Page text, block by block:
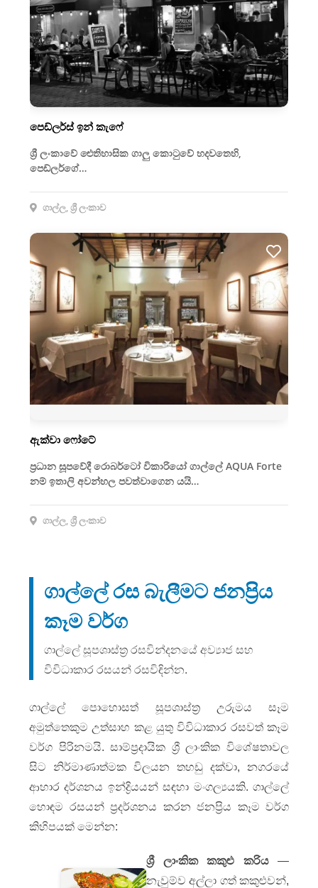
පෙඩ්ලර්ස් ඉන් කැෆේ
ශ්‍රී ලංකාවේ ඓතිහාසික ගාලු කොටුවේ හදවතෙහි,
පෙඩ්ලර්ගේ…
ගාල්ල, ශ්‍රී ලංකාව
ඇක්වා ෆෝටේ
ප්‍රධාන සූපවේදී රොබර්ටෝ විකාරියෝ ගාල්ලේ AQUA Forte
නම් ඉතාලි අවන්හල පවත්වාගෙන යයි…
ගාල්ල, ශ්‍රී ලංකාව
ගාල්ලේ රස බැලීමට ජනප්‍රිය
කෑම වර්ග
ගාල්ලේ සූපශාස්ත්‍ර රසවින්දනයේ අව්‍යාජ සහ
විවිධාකාර රසයන් රසවිඳින්න.
ගාල්ලේ පොහොසත් සූපශාස්ත්‍ර උරුමය සෑම
අමුත්තෙකුම උත්සාහ කළ යුතු විවිධාකාර රසවත් කෑම
වර්ග පිරිනමයි. සාම්ප්‍රදායික ශ්‍රී ලාංකික විශේෂතාවල
සිට නිර්මාණාත්මක විලයන තහඩු දක්වා, නගරයේ
ආහාර දර්ශනය ඉන්ද්‍රියයන් සඳහා මංගල්‍යයකි. ගාල්ලේ
හොඳම රසයන් ප්‍රදර්ශනය කරන ජනප්‍රිය කෑම වර්ග
කිහිපයක් මෙන්න:
ශ්‍රී ලාංකික කකුළු කරිය—
නැවුම්ව අල්ලා ගත් කකුළුවන්,